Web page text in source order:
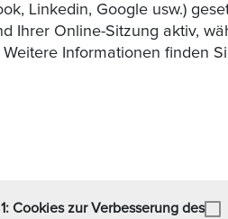
Deutschland
Linkedin, Google usw.)
Ihrer Online-Sitzung aktiv,
Weitere Informationen finden
1: Cookies zur Verbesserung des